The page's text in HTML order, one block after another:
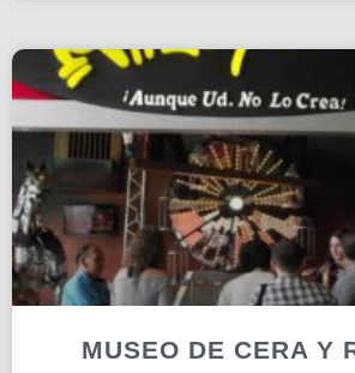
MUSEO DE CERA Y